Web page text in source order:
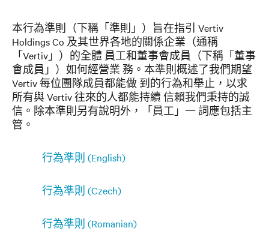
本行為準則（下稱「準則」）旨在指引 Vertiv
Holdings Co 及其世界各地的關係企業（通稱
「Vertiv」）的全體 員工和董事會成員（下稱「董事
會成員」）如何經營業 務。本準則概述了我們期望
Vertiv 每位團隊成員都能做 到的行為和舉止，以求
所有與 Vertiv 往來的人都能持續 信賴我們秉持的誠
信。除本準則另有說明外，「員工」一 詞應包括主
管。
行為準則 (English)
行為準則 (Czech)
行為準則 (Romanian)